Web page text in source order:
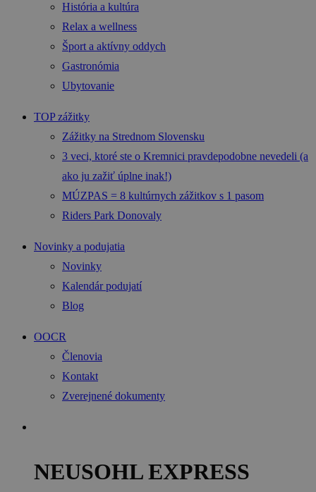
História a kultúra
Relax a wellness
Šport a aktívny oddych
Gastronómia
Ubytovanie
TOP zážitky
Zážitky na Strednom Slovensku
3 veci, ktoré ste o Kremnici pravdepodobne nevedeli (a
ako ju zažiť úplne inak!)
MÚZPAS = 8 kultúrnych zážitkov s 1 pasom
Riders Park Donovaly
Novinky a podujatia
Novinky
Kalendár podujatí
Blog
OOCR
Členovia
Kontakt
Zverejnené dokumenty
NEUSOHL EXPRESS